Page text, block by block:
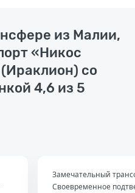
из Малии,
«Никос
со
4,6 из 5
Замечательный
Своевременное